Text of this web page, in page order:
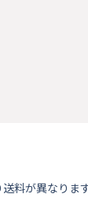
が異なりま